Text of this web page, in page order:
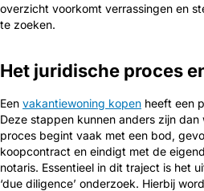
overzicht voorkomt verrassingen en
te zoeken.
Het juridische proces
Een vakantiewoning kopen heeft een
Deze stappen kunnen anders zijn
proces begint vaak met een bod,
koopcontract en eindigt met de
notaris. Essentieel in dit traject is het
‘due diligence’ onderzoek. Hierbij